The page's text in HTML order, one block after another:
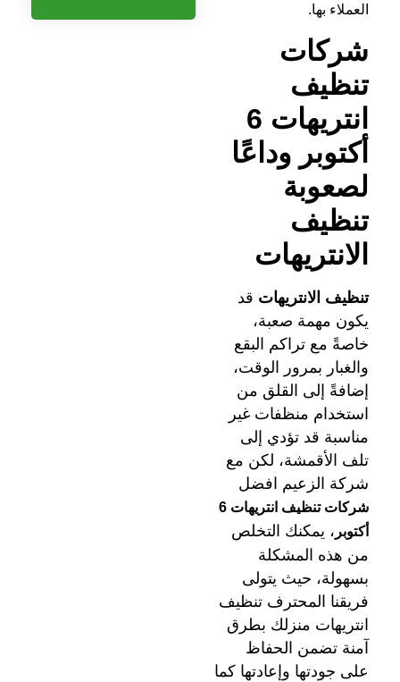
العملاء بها.
شركات
تنظيف
انتريهات 6
أكتوبر وداعًا
لصعوبة
تنظيف
الانتريهات
تنظيف الانتريهات قد
يكون مهمة صعبة،
خاصةً مع تراكم البقع
والغبار بمرور الوقت،
إضافةً إلى القلق من
استخدام منظفات غير
مناسبة قد تؤدي إلى
تلف الأقمشة، لكن مع
شركة الزعيم افضل
شركات تنظيف انتريهات 6
أكتوبر ، يمكنك التخلص
من هذه المشكلة
بسهولة، حيث يتولى
فريقنا المحترف تنظيف
انتريهات منزلك بطرق
آمنة تضمن الحفاظ
على جودتها وإعادتها كما